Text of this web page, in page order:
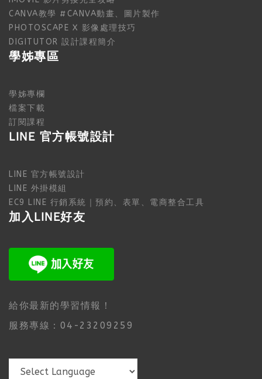
CANVA教學 #CANVA動畫、圖片製作
PHOTOSCAPE X 影像處理技巧
DIGITUTOR 設計課程簡介
學姊專區
學姊專欄
檔案下載
訂閱課程
LINE 官方帳號設計
LINE 官方帳號設計
LINE 外掛模組
EC9 LINE 行銷系統｜預約、表單、電商整合工具
加入LINE好友
給你最新的學習情報！
服務專線：04-23209259